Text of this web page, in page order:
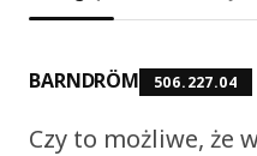
BARNDRÖM 506.227.04
Czy to możliwe, że